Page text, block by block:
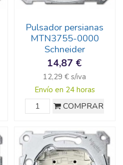
Pulsador persianas
MTN3755-0000
Schneider
14,87 €
12,29 € s/iva
Envío en 24 horas
COMPRAR